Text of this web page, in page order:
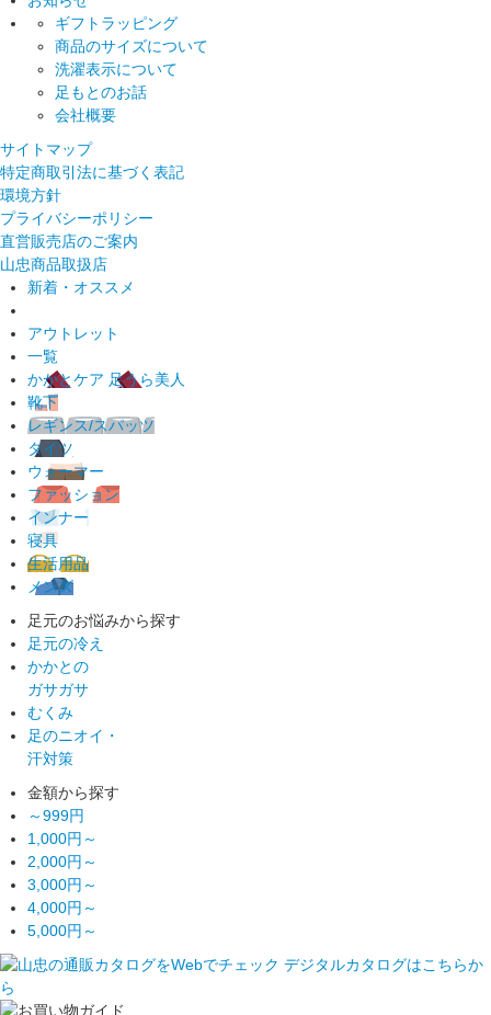
ギフトラッピング
商品のサイズについて
洗濯表示について
足もとのお話
会社概要
サイトマップ
特定商取引法に基づく表記
環境方針
プライバシーポリシー
直営販売店のご案内
山忠商品取扱店
新着・オススメ
アウトレット
一覧
かかとケア 足うら美人
靴下
レギンス/スパッツ
タイツ
ウォーマー
ファッション
インナー
寝具
生活用品
メンズ
足元のお悩みから探す
足元の冷え
かかとの
ガサガサ
むくみ
足のニオイ・
汗対策
金額から探す
～999円
1,000円～
2,000円～
3,000円～
4,000円～
5,000円～